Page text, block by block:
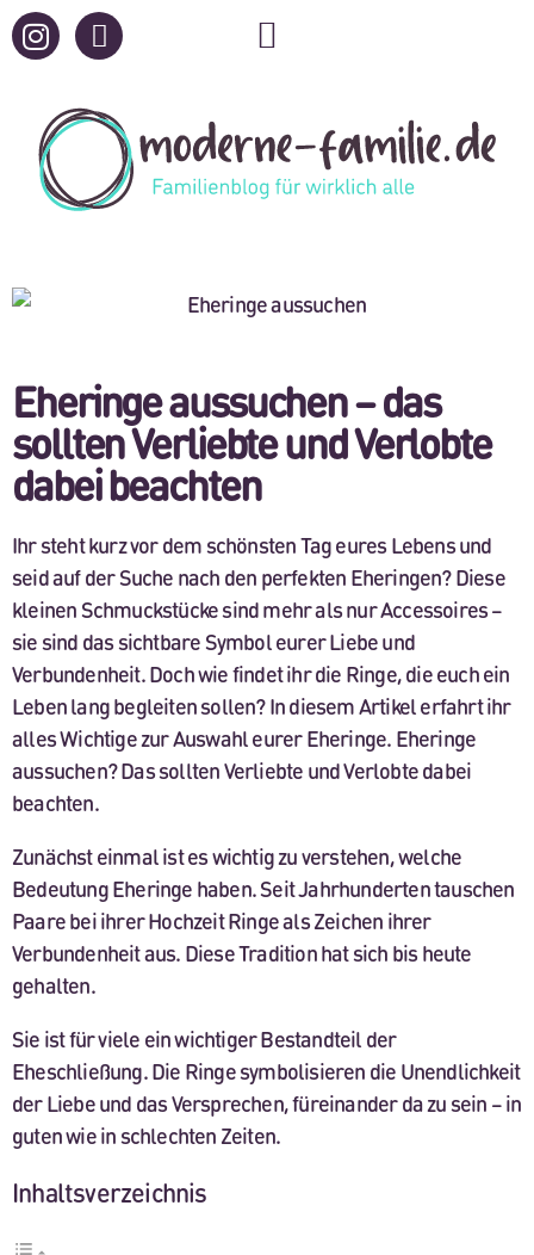
Eheringe aussuchen – das
sollten Verliebte und Verlobte
dabei beachten
Ihr steht kurz vor dem schönsten Tag eures Lebens und
seid auf der Suche nach den perfekten Eheringen? Diese
kleinen Schmuckstücke sind mehr als nur Accessoires –
sie sind das sichtbare Symbol eurer Liebe und
Verbundenheit. Doch wie findet ihr die Ringe, die euch ein
Leben lang begleiten sollen? In diesem Artikel erfahrt ihr
alles Wichtige zur Auswahl eurer Eheringe. Eheringe
aussuchen? Das sollten Verliebte und Verlobte dabei
beachten.
Zunächst einmal ist es wichtig zu verstehen, welche
Bedeutung Eheringe haben. Seit Jahrhunderten tauschen
Paare bei ihrer Hochzeit Ringe als Zeichen ihrer
Verbundenheit aus. Diese Tradition hat sich bis heute
gehalten.
Sie ist für viele ein wichtiger Bestandteil der
Eheschließung. Die Ringe symbolisieren die Unendlichkeit
der Liebe und das Versprechen, füreinander da zu sein – in
guten wie in schlechten Zeiten.
Inhaltsverzeichnis